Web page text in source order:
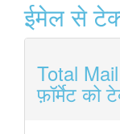
ईमेल से
Total
फ़ॉर्मेट को